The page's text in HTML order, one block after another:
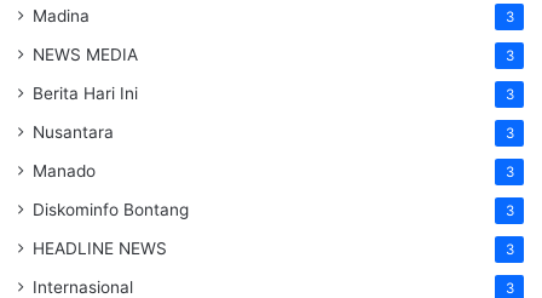
Madina 3
NEWS MEDIA 3
Berita Hari Ini 3
Nusantara 3
Manado 3
Diskominfo Bontang 3
HEADLINE NEWS 3
Internasional 3